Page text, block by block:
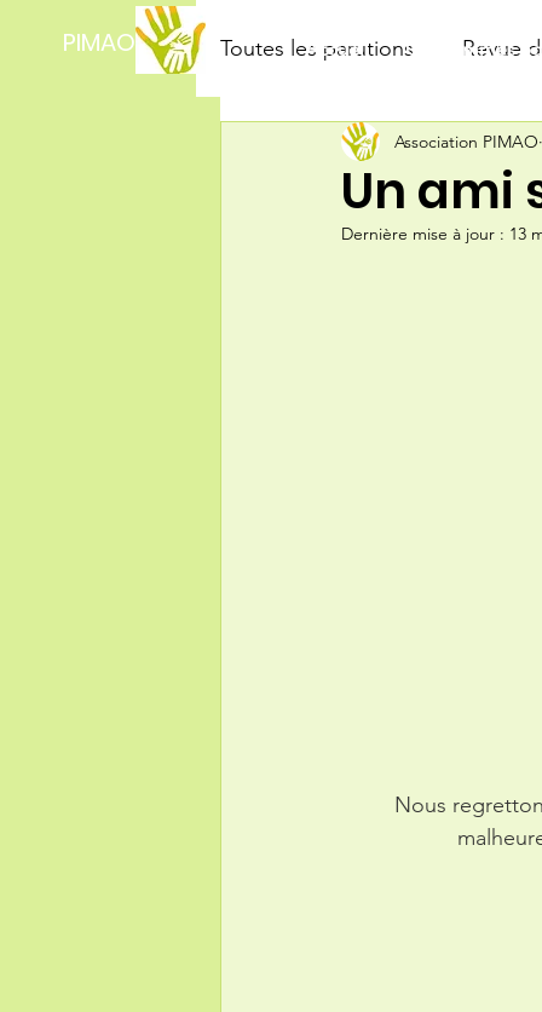
PIMAO Accueil Qui sommes
Toutes les parutions Revue
Un ami
Association PIMAO
Dernière mise à jour : 13
Nous